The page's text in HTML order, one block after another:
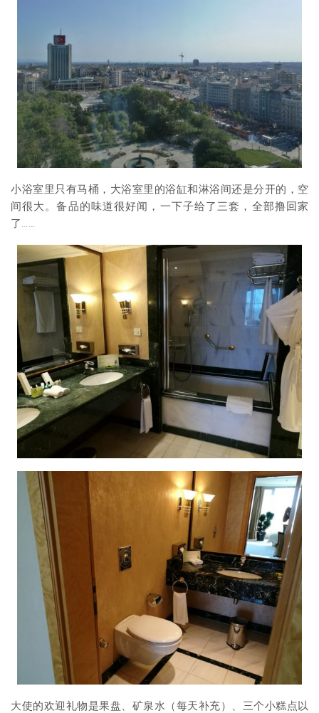
小浴室里只有马桶，大浴室里的浴缸和淋浴间还是分开的，空
间很大。备品的味道很好闻，一下子给了三套，全部撸回家
了……
大使的欢迎礼物是果盘、矿泉水（每天补充）、三个小糕点以